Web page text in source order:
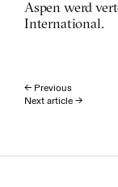
Aspen werd
International.
← Previous
Next article →